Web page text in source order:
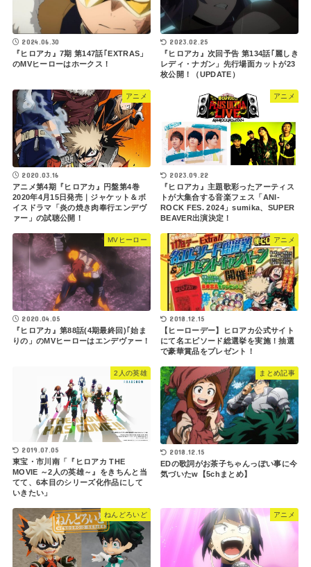
2024.06.30
『ヒロアカ』7期 第147話｢EXTRAS」
のMVヒーローはホークス！
2023.02.25
『ヒロアカ』次回予告 第134話｢麗しき
レディ・ナガン」先行場面カットが23
枚公開！（UPDATE）
アニメ
2020.03.16
アニメ第4期『ヒロアカ』円盤第4巻
2020年4月15日発売｜ジャケット＆ボ
イスドラマ「炎の焼き肉奉行エンデヴ
ァー」の試聴公開！
アニメ
2023.09.22
『ヒロアカ』主題歌彩ったアーティス
トが大集合する音楽フェス「ANI-
ROCK FES. 2024」sumika、SUPER
BEAVER出演決定！
MVヒーロー
2020.04.05
『ヒロアカ』第88話(4期最終回)｢始ま
りの」のMVヒーローはエンデヴァー！
アニメ
2018.12.15
【ヒーローデー】ヒロアカ公式サイト
にて名エピソード総選挙を実施！抽選
で豪華賞品をプレゼント！
2人の英雄
2019.07.05
東宝・市川南「『ヒロアカ THE
MOVIE ～2人の英雄～』をきちんと当
てて、6本目のシリーズ化作品にして
いきたい」
まとめ記事
2018.12.15
EDの歌詞がお茶子ちゃんっぽい事に今
気づいたw【5chまとめ】
ねんどろいど アニメ